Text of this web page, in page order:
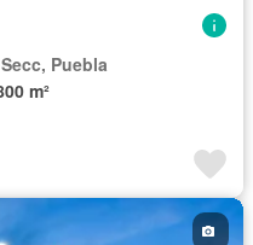
Puebla
m²